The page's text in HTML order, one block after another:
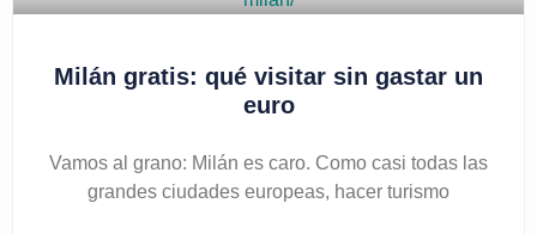
Milán gratis: qué visitar sin gastar un
euro
Vamos al grano: Milán es caro. Como casi todas las
grandes ciudades europeas, hacer turismo